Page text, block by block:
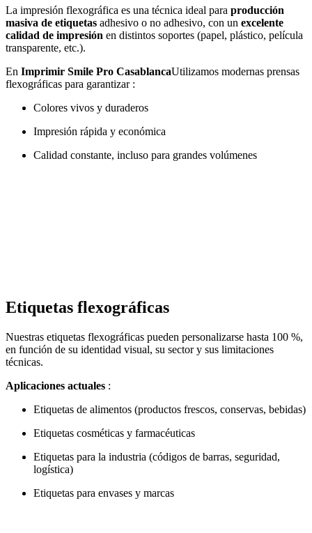
La impresión flexográfica es una técnica ideal para producción
masiva de etiquetas adhesivo o no adhesivo, con un excelente
calidad de impresión en distintos soportes (papel, plástico, película
transparente, etc.).
En Imprimir Smile Pro CasablancaUtilizamos modernas prensas
flexográficas para garantizar :
Colores vivos y duraderos
Impresión rápida y económica
Calidad constante, incluso para grandes volúmenes
Etiquetas flexográficas
Nuestras etiquetas flexográficas pueden personalizarse hasta 100 %,
en función de su identidad visual, su sector y sus limitaciones
técnicas.
Aplicaciones actuales :
Etiquetas de alimentos (productos frescos, conservas, bebidas)
Etiquetas cosméticas y farmacéuticas
Etiquetas para la industria (códigos de barras, seguridad,
logística)
Etiquetas para envases y marcas